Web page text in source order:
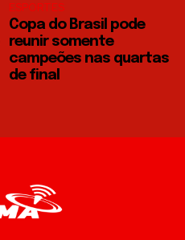
ESPORTES
Copa do Brasil pode
reunir somente
campeões nas quartas
de final